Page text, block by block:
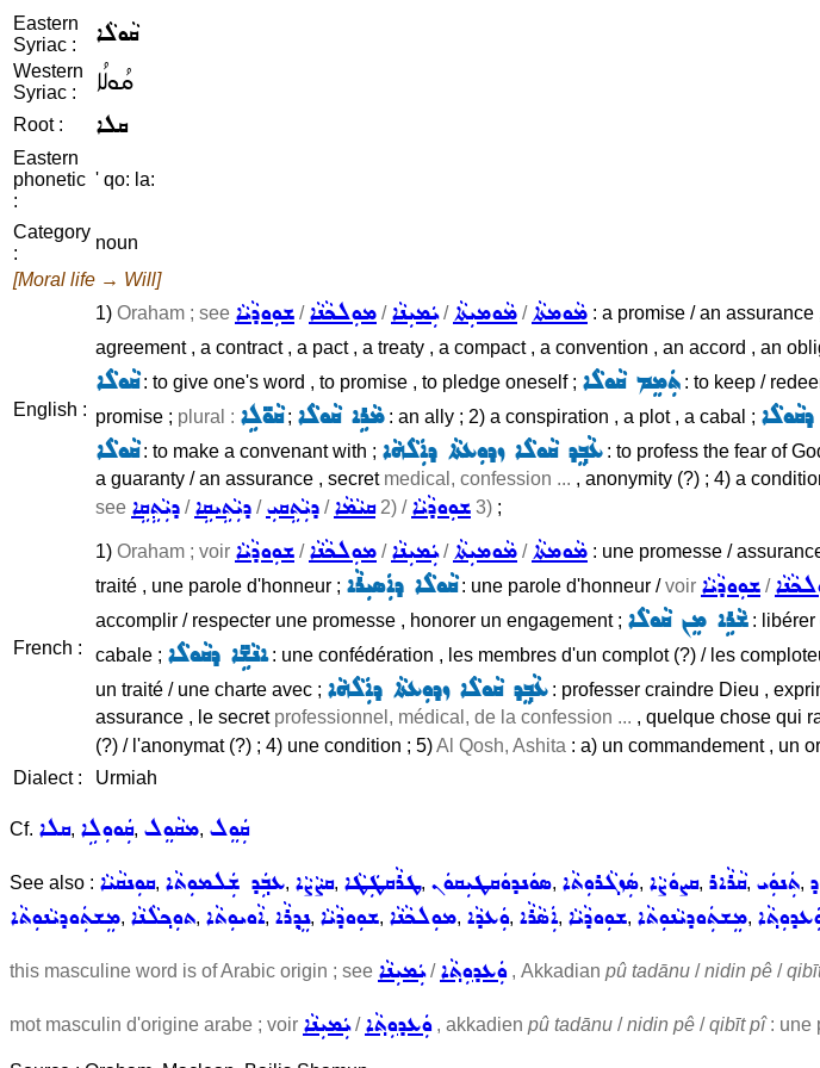
Eastern
Syriac :
ܩܵܘܠܵܐ
Western
Syriac :
ܩܳܘܠܳܐ
Root : ܩܠܐ
Eastern
phonetic
:
' qo: la:
Category
:
noun
[Moral life → Will]
English :
1) Oraham ; see ܫܘܼܘܕܵܝܵܐ /ܡܘܼܠܟܵܢܵܐ /ܝܲܡܝܼܢܵܐ/ܡܵܘܡܝܼܬܵܐ /ܡܵܘܡܬܵܐ : a promise / an
agreement , a contract , a pact , a treaty , a compact , a convention , an accord , an
ܩܵܘܠܵܐ: to give one's word , to promise , to pledge oneself ; ܬܲܡܸܡ ܩܵܘܠܵܐ: to keep /
promise ; plural : ܩܵܘ̈ܠܹܐ; ܡܵܪܹܐ ܩܵܘܠܵܐ: an ally ; 2) a conspiration , a plot , a cabal ;
ܩܵܘܠܵܐ: to make a convenant with ; ܥܵܒ݂ܸܕ ܩܵܘܠܵܐ ܙܕܘܼܥܬܵܐ ܕܐܲܠܵܗܵܐ: to profess the fear of
a guaranty / an assurance , secret medical, confession ... , anonymity (?) ; 4) a
see ܕܝܼܵܬܹܩܹܐ /ܕܝܼܵܬܹܝܩܹܐ /ܕܝܼܵܬܹܩܝܼ /ܩܝܵܡܵܐ2) /ܫܘܼܘܕܵܝܵܐ 3) ;
French :
1) Oraham ; voir ܫܘܼܘܕܵܝܵܐ /ܡܘܼܠܟܵܢܵܐ /ܝܲܡܝܼܢܵܐ/ܡܵܘܡܝܼܬܵܐ /ܡܵܘܡܬܵܐ : une promesse /
traité , une parole d'honneur ; ܩܵܘܠܵܐ ܕܐܲܣܝܼܪܵܐ: une parole d'honneur /voir ܫܘܼܘܕܵܝܵܐ /
accomplir / respecter une promesse , honorer un engagement ; ܫܵܪܹܐ ܡܸܢ ܩܵܘܠܵܐ: libérer
cabale ; ܐܢܵܫܹ̈ܐ ܕܩܵܘܠܵܐ: une confédération , les membres d'un complot (?) / les
un traité / une charte avec ; ܥܵܒ݂ܸܕ ܩܵܘܠܵܐ ܙܕܘܼܥܬܵܐ ܕܐܲܠܵܗܵܐ: professer craindre Dieu ,
assurance , le secret professionnel, médical, de la confession ... , quelque chose qui
(?) / l'anonymat (?) ; 4) une condition ; 5)Al Qosh, Ashita : a) un commandement , un
Dialect :
Urmiah
Cf. ܩܠܐ, ܩܲܘܘܼܠܹܐ, ܡܩܵܘܸܠ, ܩܲܘܸܠ
See also : ܩܘܼܢܩܵܝܵܐ, ܥܒ݂ܲܕ ܫܲܠܡܘܼܬܵܐ, ܩܨܵܨܵܐ, ܛܪܵܩܛܲܛܵܐ, ܣܘܿܢܕܘܿܩܛܝܼܩܘܿܢ, ܣܲܙܓܵܪܘܼܬܵܐ, ܩܨܘܿܨܵܐ, ܩܵܪܵܐܪ, ܬܲܢܘܲܝ,
ܡܸܫܬܲܘܕܝܵܢܘܼܬܵܐ, ܬܘܼܟ݂ܠܵܢܵܐ, ܐܵܘܝܘܼܬܵܐ, ܢܸܕ݂ܪܵܐ, ܫܘܼܘܕܵܝܵܐ, ܡܘܼܠܟܵܢܵܐ, ܘܲܥܕܵܐ, ܐܲܣܵܪܵܐ, ܫܘܼܘܕܵܝܵܐ, ܡܸܫܬܲܘܕܝܵܢܘܼܬܵܐ,
this masculine word is of Arabic origin ; see ܝܲܡܝܼܢܵܐ/ܘܲܥܕܘܼܬ݂ܵܐ, Akkadian pû tadānu /nidin pê /
mot masculin d'origine arabe ; voir ܝܲܡܝܼܢܵܐ/ܘܲܥܕܘܼܬ݂ܵܐ, akkadien pû tadānu /nidin pê /qibīt pî: une